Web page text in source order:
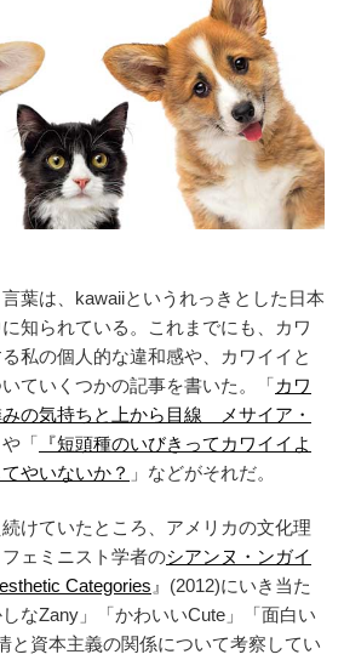
葉は、kawaiiというれっきとした日本
知られている。これまでにも、カワ
私の個人的な違和感や、カワイイと
ていくつかの記事を書いた。「カワ
の気持ちと上から目線 メサイア・
や「 『短頭種のいびきってカワイイよ
やいないか？ 」などがそれだ。
けていたところ、アメリカの文化理
ェミニスト学者のシアンヌ・ンガイ
Categories 』(2012)にいき当た
なZany」「かわいいCute」「面白い
と資本主義の関係について考察してい